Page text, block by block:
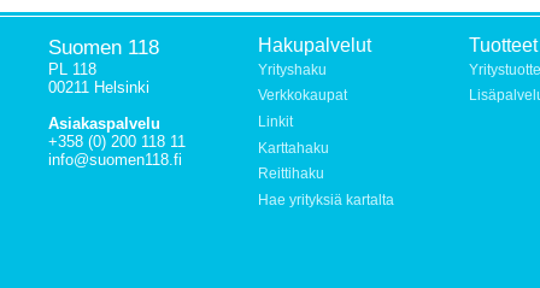
Suomen 118
PL 118
00211 Helsinki
Asiakaspalvelu
+358 (0) 200 118 11
info@suomen118.fi
Hakupalvelut
Yrityshaku
Verkkokaupat
Linkit
Karttahaku
Reittihaku
Hae yrityksiä kartalta